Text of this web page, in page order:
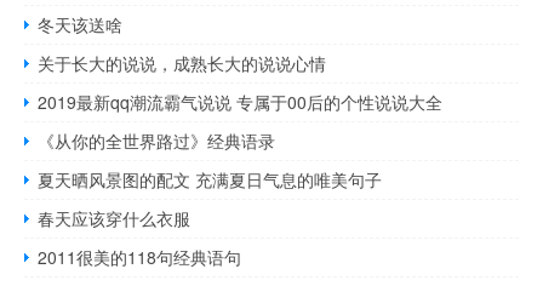
冬天该送啥
关于长大的说说，成熟长大的说说心情
2019最新qq潮流霸气说说 专属于00后的个性说说大全
《从你的全世界路过》经典语录
夏天晒风景图的配文 充满夏日气息的唯美句子
春天应该穿什么衣服
2011很美的118句经典语句